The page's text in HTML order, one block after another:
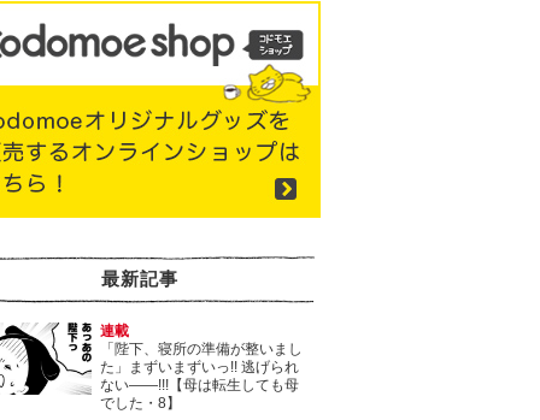
最新記事
連載
「陛下、寝所の準備が整いまし
た」まずいまずいっ!! 逃げられ
ない――!!!【母は転生しても母
でした・8】